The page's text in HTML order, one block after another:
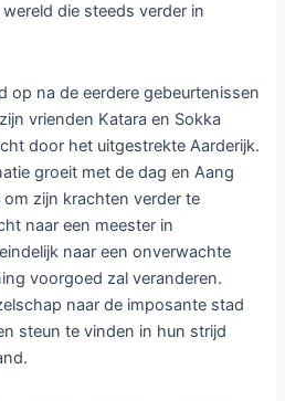
die steeds verder in
op na de eerdere gebeurtenissen
vrienden Katara en Sokka
door het uitgestrekte Aarderijk.
groeit met de dag en Aang
zijn krachten verder te
naar een meester in
naar een onverwachte
voorgoed zal veranderen.
naar de imposante stad
steun te vinden in hun strijd